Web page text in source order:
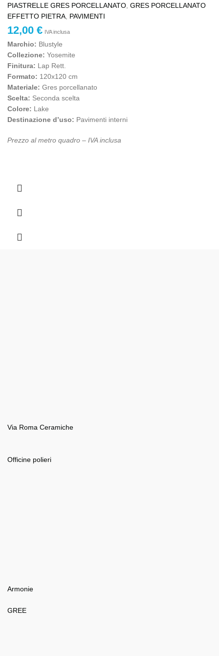
PIASTRELLE GRES PORCELLANATO GRES PORCELLANATO
EFFETTO PIETRA PAVIMENTI
12,00 € IVA inclusa
Marchio: Blustyle
Collezione: Yosemite
Finitura: Lap Rett.
Formato: 120x120 cm
Materiale: Gres porcellanato
Scelta: Seconda scelta
Colore: Lake
Destinazione d’uso: Pavimenti interni
Prezzo al metro quadro – IVA inclusa
Via Roma Ceramiche
Officine polieri
Armonie
GREE